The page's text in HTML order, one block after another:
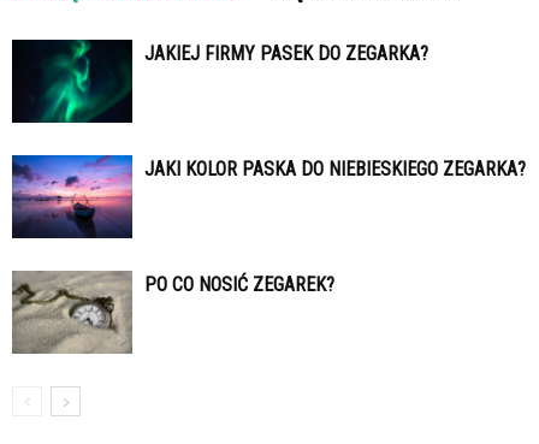
JAKIEJ FIRMY PASEK DO ZEGARKA?
JAKI KOLOR PASKA DO NIEBIESKIEGO ZEGARKA?
PO CO NOSIĆ ZEGAREK?